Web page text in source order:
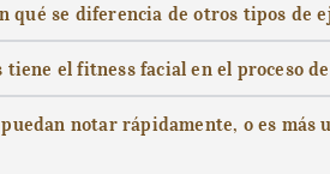
qué se diferencia de otros tipos de
tiene el fitness facial en el proceso
notar rápidamente, o es más